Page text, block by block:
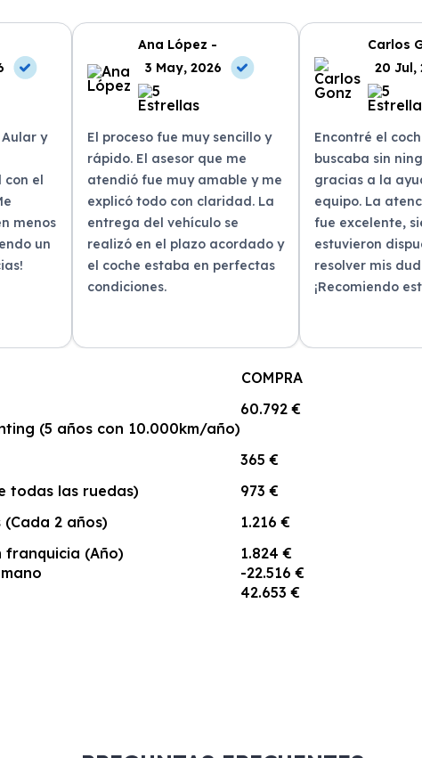
y
con el
menos
un
Ana López -
3 May, 2026
El proceso fue muy sencillo y
rápido. El asesor que me
atendió fue muy amable y me
explicó todo con claridad. La
entrega del vehículo se
realizó en el plazo acordado y
el coche estaba en perfectas
condiciones.
Carlos
20 Jul,
Encontré el
buscaba sin
gracias a la
equipo. La
fue excelente,
estuvieron
resolver mis
¡Recomiendo
COMPRA
60.792 €
(5 años con 10.000km/año)
365 €
todas las ruedas)
973 €
2 años)
1.216 €
franquicia (Año)
1.824 €
-22.516 €
42.653 €